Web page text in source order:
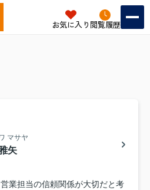
お気に入り 閲覧履歴
マサヤ
矢
業担当の信頼関係が大切だと考